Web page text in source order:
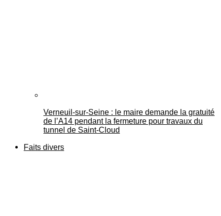
Verneuil-sur-Seine : le maire demande la gratuité
de l’A14 pendant la fermeture pour travaux du
tunnel de Saint-Cloud
Faits divers